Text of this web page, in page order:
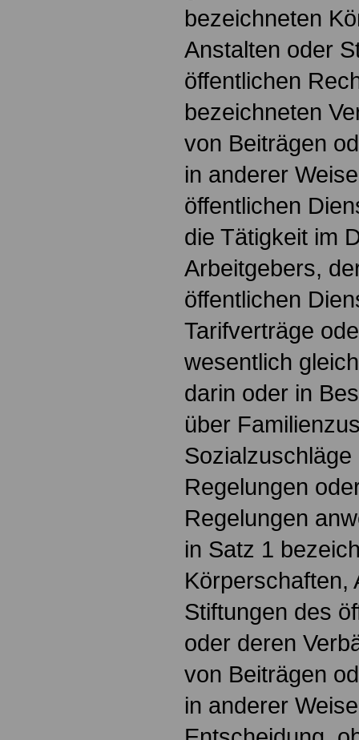
bezeichneten
Anstalten oder
öffentlichen
bezeichneten
von Beiträgen
in anderer
öffentlichen
die Tätigkeit im
Arbeitgebers,
öffentlichen
Tarifverträge
wesentlich
darin oder in
über
Regelungen
Regelungen
in Satz 1
Körperschaften,
Stiftungen des
oder deren
von Beiträgen
in anderer